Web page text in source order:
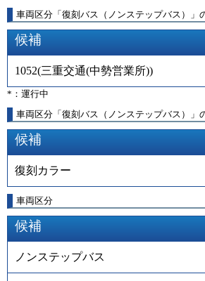
車両区分 「 復刻バス（ノンステップバス） 」
候補
1052(三重交通(中勢営業所))
*：運行中
車両区分「復刻バス（ノンステップバス）」
候補
復刻カラー
車両区分
候補
ノンステップバス